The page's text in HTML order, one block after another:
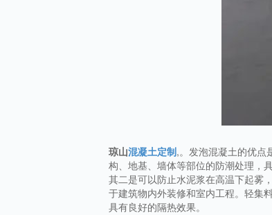
琼山混凝土定制,。发泡混凝土的优点
构、地基、墙体等部位的防潮处理，
其二是可以防止水泥浆在高温下起雾
于建筑物内外装修和室内工程。轻集
具有良好的隔热效果。